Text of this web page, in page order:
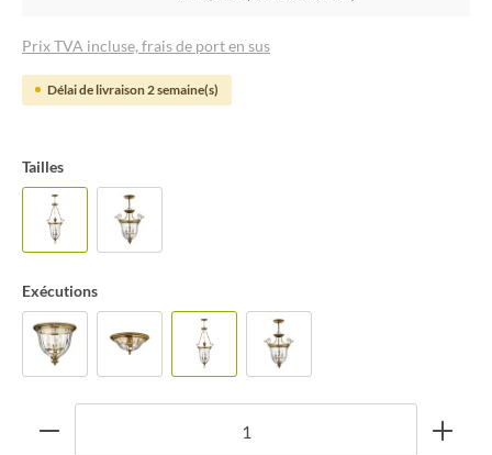
Prix TVA incluse, frais de port en sus
Délai de livraison 2 semaine(s)
Tailles
Exécutions